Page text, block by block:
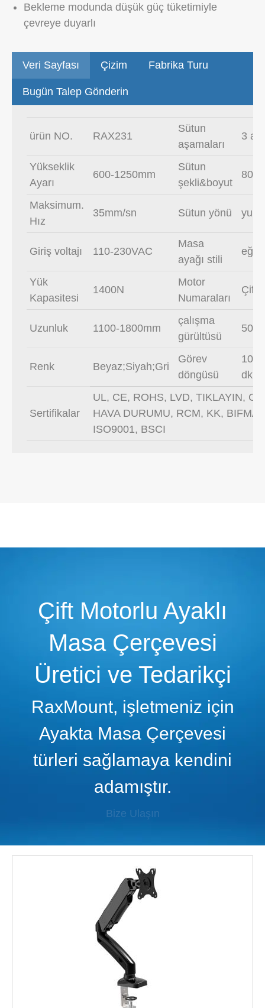
Bekleme modunda düşük güç tüketimiyle
çevreye duyarlı
Veri Sayfası Çizim Fabrika Turu
Bugün Talep Gönderin
ürün NO. RAX231
Sütun
aşamaları
3
Yükseklik
Ayarı
600-1250mm
Sütun
şekli&boyut
Maksimum.
Hız
35mm/sn Sütun yönü
Giriş voltajı 110-230VAC
Masa
ayağı stili
Yük
Kapasitesi
1400N
Motor
Numaraları
Çift
Uzunluk 1100-1800mm
çalışma
gürültüsü
Renk Beyaz;Siyah;Gri
Görev
döngüsü
Sertifikalar
UL, CE, ROHS, LVD, TIKLAYIN,
HAVA DURUMU, RCM, KK, BIFMA,
ISO9001, BSCI
Çift Motorlu Ayaklı
Masa Çerçevesi
Üretici ve Tedarikçi
RaxMount, işletmeniz için
Ayakta Masa Çerçevesi
türleri sağlamaya kendini
adamıştır.
Bize Ulaşın